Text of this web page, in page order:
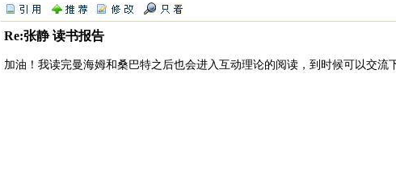
Re:张静 读书报告
加油！我读完曼海姆和桑巴特之后也会进入互动理论的阅读，到时候可以交流